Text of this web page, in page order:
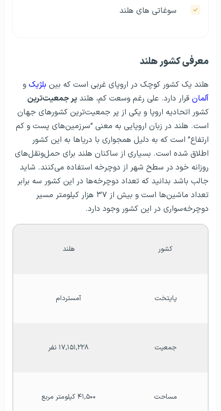
سوغاتی های هلند
معرفی کشور هلند
هلند یک کشور کوچک در اروپای غربی است که بین بلژیک و
آلمان قرار دارد. علی رغم وسعت کم، هلند پر جمعیت‌ترین
کشور اتحادیه اروپا و یکی از پر جمعیت‌ترین کشورهای جهان
است. هلند در زبان اروپایی به معنی “سرزمین‌های پست و کم
ارتفاع” است که به دلیل همجواری با دریاها به این کشور
اطلاق شده است. بسیاری از ساکنان هلند برای حمل‌ونقل‌های
روزانه خود در سطح شهر از دوچرخه استفاده می‌کنند. شاید
جالب باشد بدانید که تعداد دوچرخه‌ها در این کشور سه برابر
تعداد ماشین‌ها است و بیش از ۳۷ هزار کیلومتر مسیر
دوچرخه‌سواری در این کشور وجود دارد.
کشور هلند
پایتخت آمستردام
جمعیت ۱۷,۱۵۱,۲۲۸ نفر
مساحت ۴۱,۵۰۰ کیلومتر مربع